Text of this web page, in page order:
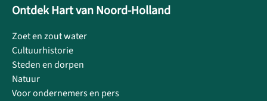
Ontdek Hart van Noord-Holland
Zoet en zout water
Cultuurhistorie
Steden en dorpen
Natuur
Voor ondernemers en pers